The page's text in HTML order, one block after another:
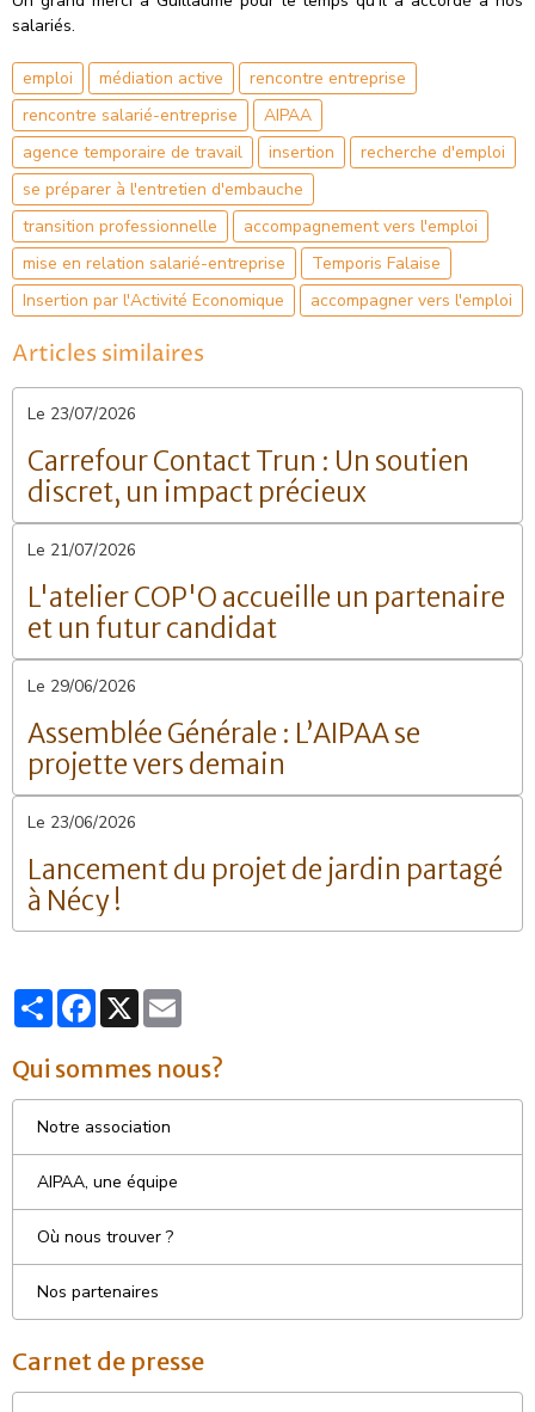
salariés.
emploi médiation active
rencontre entreprise
rencontre salarié-entreprise
AIPAA
agence temporaire de travail
insertion
recherche d'emploi
se préparer à l'entretien d'embauche
transition professionnelle
accompagnement vers l'emploi
mise en relation salarié-entreprise
Temporis Falaise
Insertion par l'Activité Economique
accompagner vers l'emploi
Articles similaires
Le 23/07/2026
Carrefour Contact Trun : Un soutien
discret, un impact précieux
Le 21/07/2026
L'atelier COP'O accueille un partenaire
et un futur candidat
Le 29/06/2026
Assemblée Générale : L’AIPAA se
projette vers demain
Le 23/06/2026
Lancement du projet de jardin partagé
à Nécy !
PartagerFacebook
X
Qui sommes nous?
Notre association
AIPAA, une équipe
Où nous trouver ?
Nos partenaires
Carnet de presse